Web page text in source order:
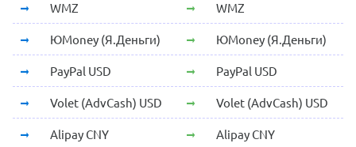
WMZ WMZ
ЮMoney (Я.Деньги) ЮMoney (Я.Деньги)
PayPal USD PayPal USD
Volet (AdvCash) USD Volet (AdvCash) USD
Alipay CNY Alipay CNY